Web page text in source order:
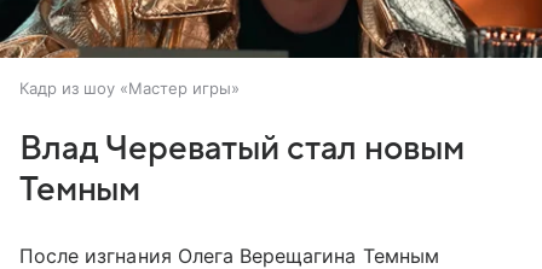
Кадр из шоу «Мастер игры»
Влад Череватый стал новым
Темным
После изгнания Олега Верещагина Темным